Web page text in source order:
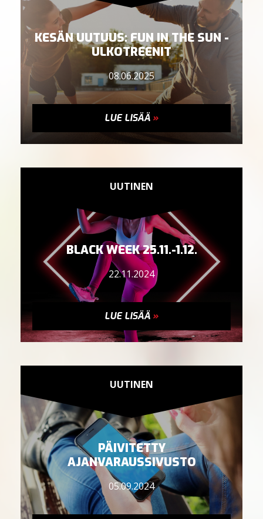
KESÄN UUTUUS: FUN IN THE SUN -
ULKOTREENIT
08.06.2025
LUE LISÄÄ »
UUTINEN
BLACK WEEK 25.11.-1.12.
22.11.2024
LUE LISÄÄ »
UUTINEN
PÄIVITETTY
AJANVARAUSSIVUSTO
05.09.2024